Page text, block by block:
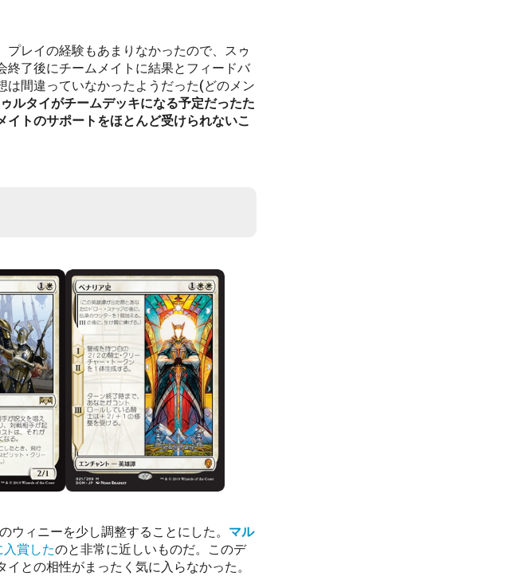
レイの経験もあまりなかったので、スゥ
終了後にチームメイトに結果とフィードバ
は間違っていなかったようだった(どのメン
ルタイがチームデッキになる予定だったた
トのサポートをほとんど受けられないこ
ウィニーを少し調整することにした。 マル
賞したのと非常に近しいものだ。このデ
との相性がまったく気に入らなかった。